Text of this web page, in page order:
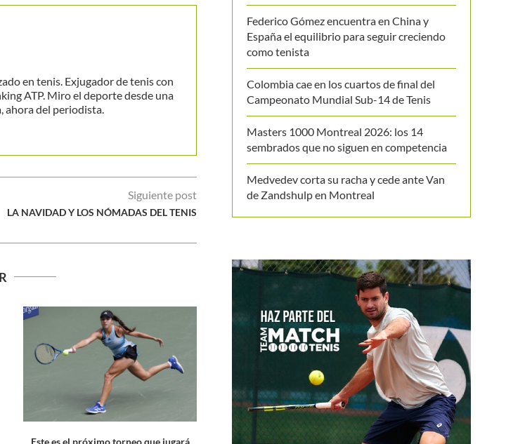
en tenis. Exjugador de tenis con
ATP. Miro el deporte desde una
ahora del periodista.
Siguiente post
LA NAVIDAD Y LOS NÓMADAS DEL TENIS
Se cumplen 15 años de la primera final
entre Federer...
Federico Gómez encuentra en China y
España el equilibrio para seguir creciendo
como tenista
Colombia cae en los cuartos de final del
Campeonato Mundial Sub-14 de Tenis
Masters 1000 Montreal 2026: los 14
sembrados que no siguen en competencia
Medvedev corta su racha y cede ante Van
de Zandshulp en Montreal